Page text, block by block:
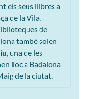
els seus llibres a
de la Vila.
de
també solen
, una de les
lloc a Badalona
de la ciutat.